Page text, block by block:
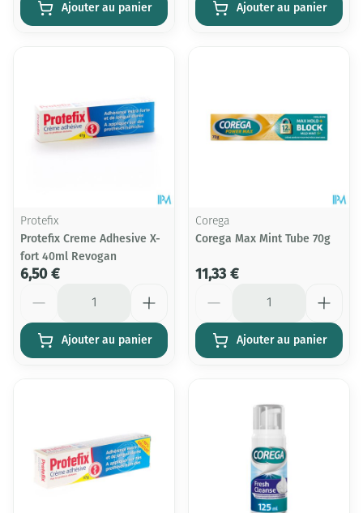
Ajouter au panier Ajouter au panier
Protefix
Protefix Creme Adhesive X-
fort 40ml Revogan
6,50 €
Ajouter au panier
Corega
Corega Max Mint Tube 70g
11,33 €
Ajouter au panier